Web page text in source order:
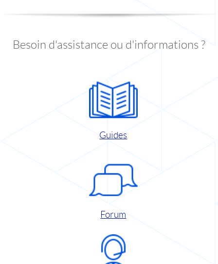
Besoin d'assistance ou d'informations ?
Guides
Forum